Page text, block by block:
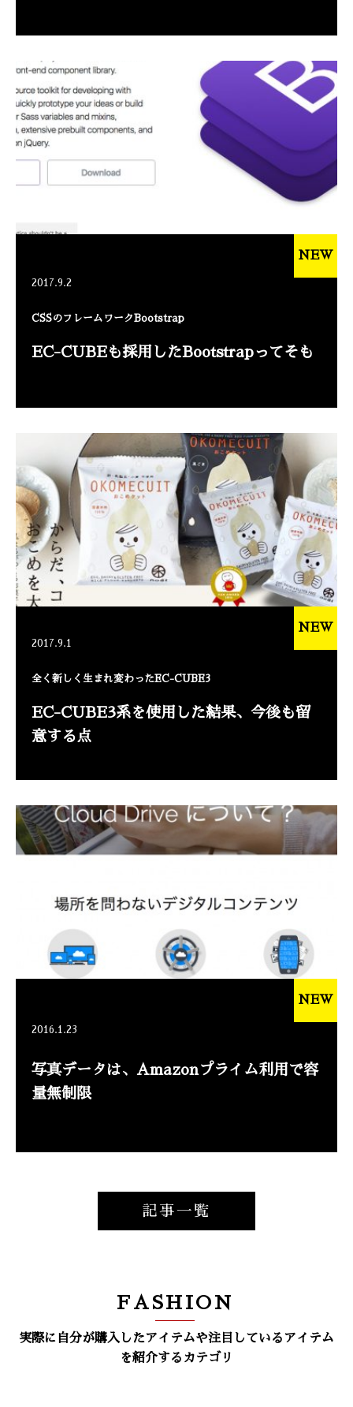
2017.9.2
CSSのフレームワークBootstrap
EC-CUBEも採用したBootstrapってそも
NEW
2017.9.1
全く新しく生まれ変わったEC-CUBE3
EC-CUBE3系を使用した結果、今後も留
意する点
NEW
2016.1.23
写真データは、Amazonプライム利用で容
量無制限
NEW
記事一覧
FASHION
実際に自分が購入したアイテムや注目しているアイテム
を紹介するカテゴリ